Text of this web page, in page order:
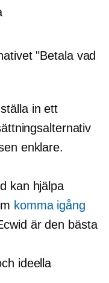
"Betala vad
in ett
enklare.
kan hjälpa
komma igång
är den bästa
ideella